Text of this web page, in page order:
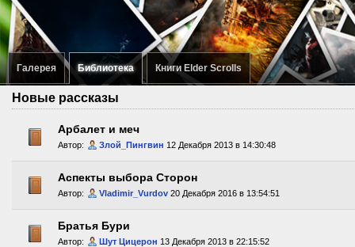
Галерея Библиотека Книги Elder Scrolls
Новые рассказы
Арбалет и меч
Автор: Злой_Пингвин 12 Декабря 2013 в 14:30:48
Аспекты выбора Сторон
Автор: Vladimir_Vurdov 20 Декабря 2016 в 13:54:51
Братья Бури
Автор: Шут Цицерон 13 Декабря 2013 в 22:15:52